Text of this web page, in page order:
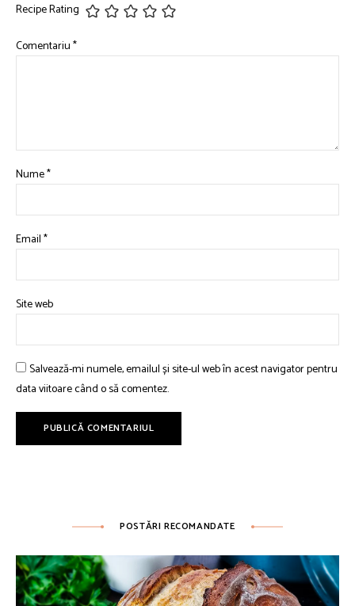
Recipe Rating
Comentariu*
Nume*
Email*
Site web
Salvează-mi numele, emailul și site-ul web în acest navigator pentru
data viitoare când o să comentez.
POSTĂRI RECOMANDATE